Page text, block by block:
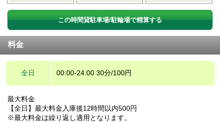
この時間貸駐車場/駐輪場で精算する
料金
全日 00:00-24:00 30分/100円
最大料金
【全日】最大料金入庫後12時間以内500円
※最大料金は繰り返し適用となります。